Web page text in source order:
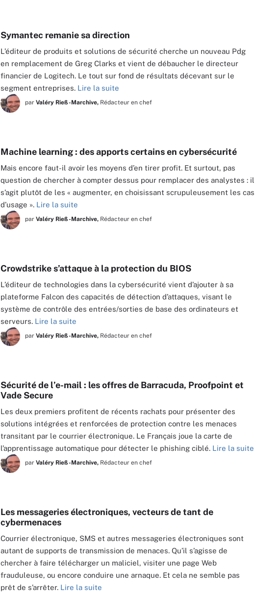
Symantec remanie sa direction
L’éditeur de produits et solutions de sécurité cherche un nouveau Pdg
en remplacement de Greg Clarks et vient de débaucher le directeur
financier de Logitech. Le tout sur fond de résultats décevant sur le
segment entreprises. Lire la suite
par Valéry Rieß-Marchive, Rédacteur en chef
Machine learning : des apports certains en cybersécurité
Mais encore faut-il avoir les moyens d’en tirer profit. Et surtout, pas
question de chercher à compter dessus pour remplacer des analystes : il
s’agit plutôt de les « augmenter, en choisissant scrupuleusement les cas
d’usage ». Lire la suite
par Valéry Rieß-Marchive, Rédacteur en chef
Crowdstrike s’attaque à la protection du BIOS
L’éditeur de technologies dans la cybersécurité vient d’ajouter à sa
plateforme Falcon des capacités de détection d’attaques, visant le
système de contrôle des entrées/sorties de base des ordinateurs et
serveurs. Lire la suite
par Valéry Rieß-Marchive, Rédacteur en chef
Sécurité de l’e-mail : les offres de Barracuda, Proofpoint et
Vade Secure
Les deux premiers profitent de récents rachats pour présenter des
solutions intégrées et renforcées de protection contre les menaces
transitant par le courrier électronique. Le Français joue la carte de
l’apprentissage automatique pour détecter le phishing ciblé. Lire la suite
par Valéry Rieß-Marchive, Rédacteur en chef
Les messageries électroniques, vecteurs de tant de
cybermenaces
Courrier électronique, SMS et autres messageries électroniques sont
autant de supports de transmission de menaces. Qu’il s’agisse de
chercher à faire télécharger un maliciel, visiter une page Web
frauduleuse, ou encore conduire une arnaque. Et cela ne semble pas
prêt de s’arrêter. Lire la suite